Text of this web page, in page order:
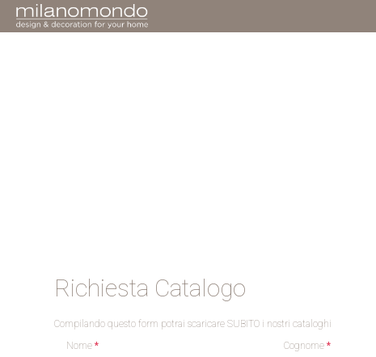
Richiesta Catalogo
Compilando questo form potrai scaricare SUBITO i nostri cataloghi
Nome* Cognome *